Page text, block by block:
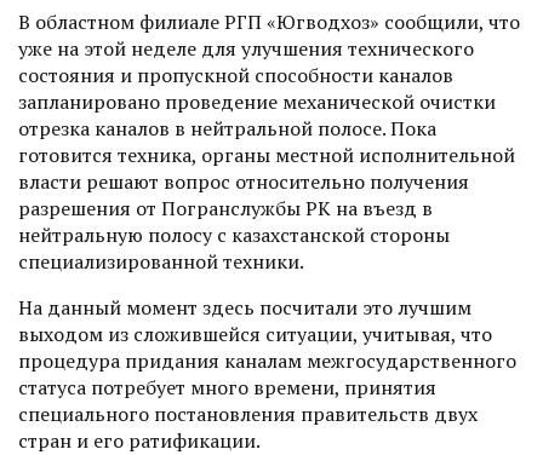
В областном филиале РГП «Югводхоз» сообщили, что
уже на этой неделе для улучшения технического
состояния и пропускной способности каналов
запланировано проведение механической очистки
отрезка каналов в нейтральной полосе. Пока
готовится техника, органы местной исполнительной
власти решают вопрос относительно получения
разрешения от Погранслужбы РК на въезд в
нейтральную полосу с казахстанской стороны
специализированной техники.
На данный момент здесь посчитали это лучшим
выходом из сложившейся ситуации, учитывая, что
процедура придания каналам межгосударственного
статуса потребует много времени, принятия
специального постановления правительств двух
стран и его ратификации.